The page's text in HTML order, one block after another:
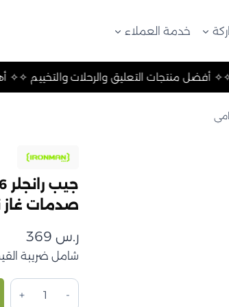
خدمة العملاء
✧ أفضل منتجات التعليق والرحلاتالعالمية ✧
صدمات غاز
ر.س369
شامل ضريبة
كمية
جيب